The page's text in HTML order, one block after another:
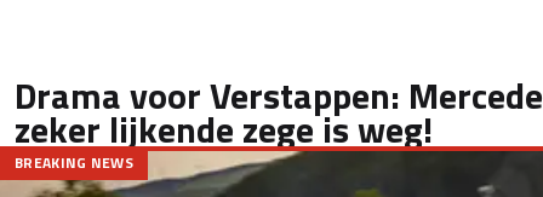
Drama voor Verstappen:
zeker lijkende zege is weg!
BREAKING NEWS